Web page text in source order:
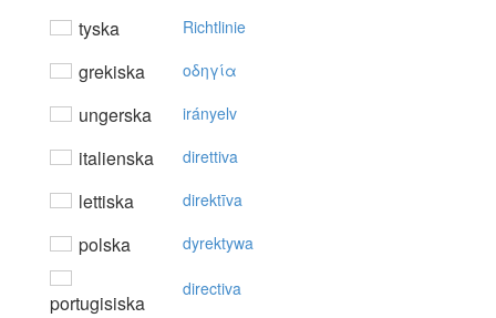
tyska Richtlinie
grekiska oδηγία
ungerska irányelv
italienska direttiva
lettiska direktīva
polska dyrektywa
portugisiska
directiva